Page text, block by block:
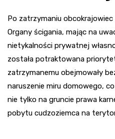
Po zatrzymaniu
Organy ścigania, mając na
nietykalności prywatnej
została potraktowana
zatrzymanemu obejmowały
naruszenie miru domowego,
nie tylko na gruncie prawa
pobytu cudzoziemca na